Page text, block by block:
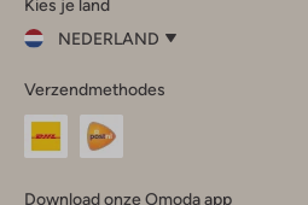
InstagramFacebook
Kies je land
NEDERLAND
je
land
Nederland
Verzendmethodes
Download onze Omoda app